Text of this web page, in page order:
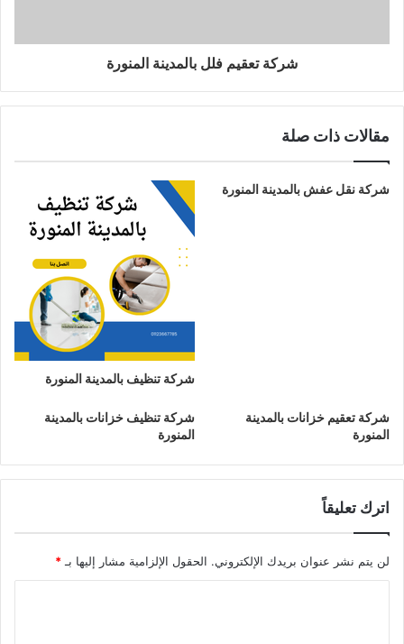
شركة تعقيم فلل بالمدينة المنورة
مقالات ذات صلة
شركة نقل عفش بالمدينة المنورة
شركة تنظيف بالمدينة المنورة
شركة تعقيم خزانات بالمدينة
المنورة
شركة تنظيف خزانات بالمدينة
المنورة
اترك تعليقاً
لن يتم نشر عنوان بريدك الإلكتروني. الحقول الإلزامية مشار إليها بـ *